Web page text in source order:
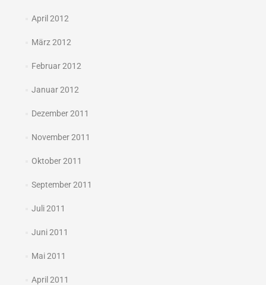
April 2012
März 2012
Februar 2012
Januar 2012
Dezember 2011
November 2011
Oktober 2011
September 2011
Juli 2011
Juni 2011
Mai 2011
April 2011